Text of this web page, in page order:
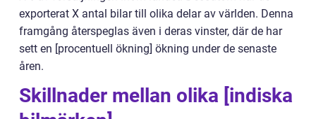
exporterat X antal bilar till olika delar av världen. Denna
framgång återspeglas även i deras vinster, där de har
sett en [procentuell ökning] ökning under de senaste
åren.
Skillnader mellan olika [indiska